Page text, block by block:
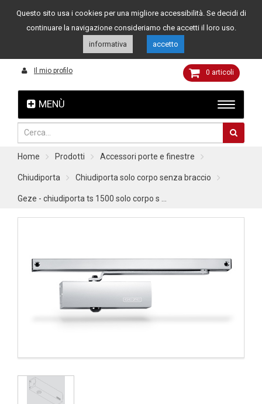
Assistenza clienti 049 8015108 349 4262144
MENÙ
Il mio profilo 0 articoli
Home Prodotti Accessori porte e finestre
Chiudiporta Chiudiporta solo corpo senza braccio
Geze - chiudiporta ts 1500 solo corpo s ...
Questo sito usa i cookies per una migliore accessibilità. Se decidi di
continuare la navigazione consideriamo che accetti il loro uso.
informativa
accetto